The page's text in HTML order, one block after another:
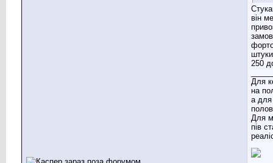
він
250
Для
на
а для
Для
пів